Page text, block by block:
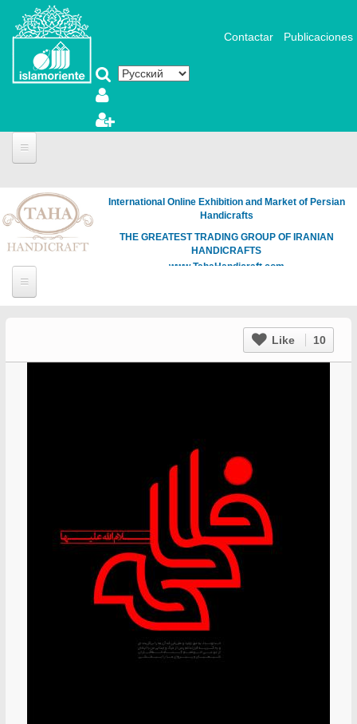
Перейти к основному содержанию
Contactar Publicaciones
International Online Exhibition and Market of Persian
Handicrafts
THE GREATEST TRADING GROUP OF IRANIAN
HANDICRAFTS
www.TahaHandicraft.com
Like 10